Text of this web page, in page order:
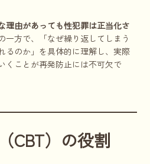
理由があっても性犯罪は正当化さ
一方で、「なぜ繰り返してしまう
るのか」を具体的に理解し、実際
くことが再発防止には不可欠で
CBT）の役割